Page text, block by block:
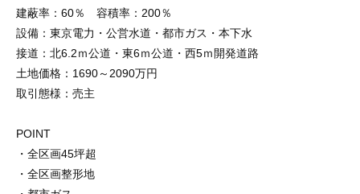
建蔽率： 60％ 容積率： 200％
設備：東京電力・公営水道・都市ガス・本下水
接道：北6.2ｍ公道・東6ｍ公道・西5ｍ開発道路
土地価格： 1690～ 2090万円
取引態様：売主
POINT
・全区画45坪超
・全区画整形地